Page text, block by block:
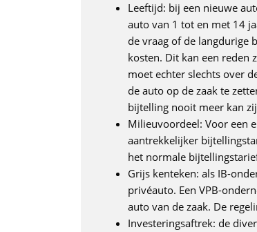
Leeftijd: bij een nieuwe
auto van 1 tot en met 14
de vraag of de langdurige
kosten. Dit kan een reden
moet echter slechts over
de auto op de zaak te
bijtelling nooit meer kan
Milieuvoordeel: Voor een
aantrekkelijker
het normale
Grijs kenteken: als IB-
privéauto. Een VPB-
auto van de zaak. De
Investeringsaftrek: de